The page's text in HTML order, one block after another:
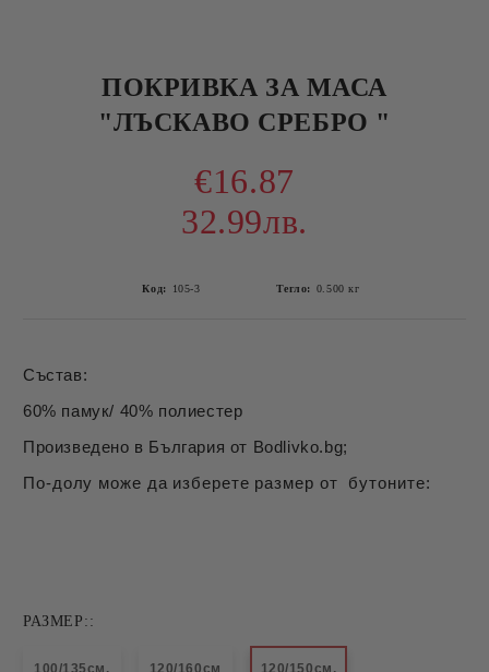
ПОКРИВКА ЗА МАСА
"ЛЪСКАВО СРЕБРО "
€16.87
32.99лв.
Код: 105-3 Тегло: 0.500 кг
Състав:
60% памук/ 40% полиестер
Произведено в България от Bodlivko.bg;
По-долу може да изберете размер от бутоните:
РАЗМЕР::
100/135см. 120/160см 120/150см.